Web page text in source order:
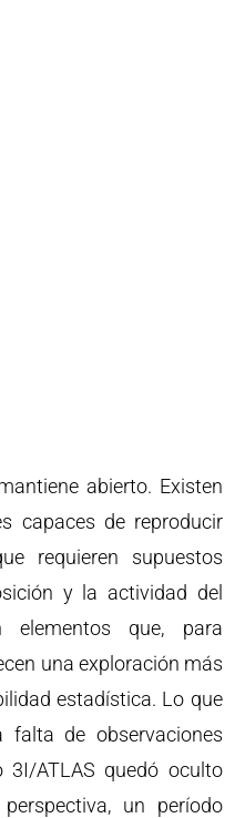
abierto. Existen
capaces de reproducir
requieren supuestos
y la actividad del
elementos que, para
una exploración más
estadística. Lo que
de observaciones
3I/ATLAS quedó oculto
un período